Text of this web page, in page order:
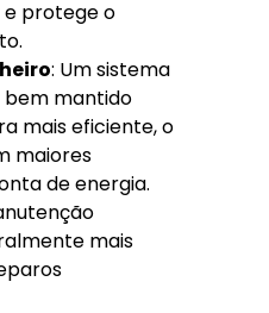
e protege o
: Um sistema
bem mantido
mais eficiente, o
maiores
de energia.
mais